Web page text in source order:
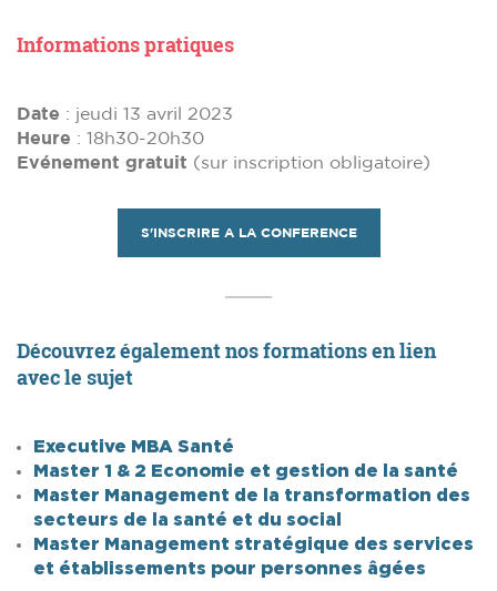
Informations pratiques
Date : jeudi 13 avril 2023
Heure : 18h30-20h30
Evénement gratuit (sur inscription obligatoire)
S'INSCRIRE A LA CONFERENCE
Découvrez également nos formationsen lien
avec le sujet
Executive MBA Santé
Master 1 & 2 Economie et gestion de la santé
Master Management de la transformation des
secteurs de la santé et du social
Master Management stratégique des services
et établissements pour personnes âgées